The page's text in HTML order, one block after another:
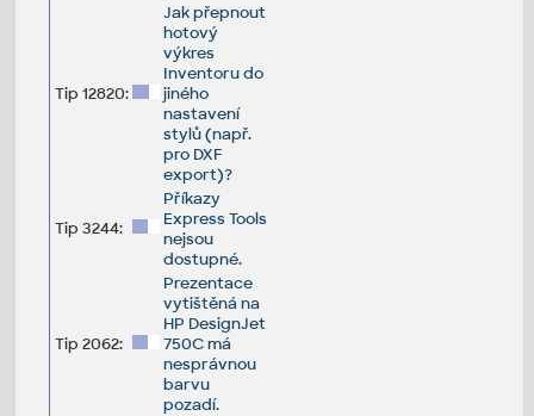
Tip 12820:
Jak přepnout
hotový
výkres
Inventoru do
jiného
nastavení
stylů (např.
pro DXF
export)?
Tip 3244:
Příkazy
Express Tools
nejsou
dostupné.
Tip 2062:
Prezentace
vytištěná na
HP DesignJet
750C má
nesprávnou
barvu
pozadí.